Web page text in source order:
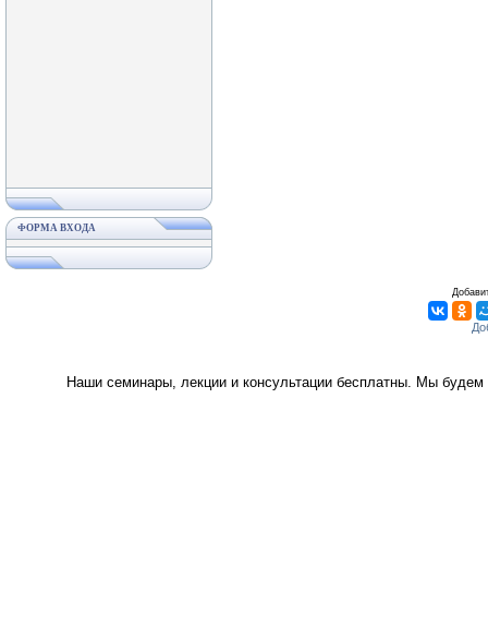
ФОРМА ВХОДА
Наши семинары, лекции и консультации бесплатны. Мы